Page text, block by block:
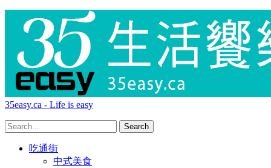
35easy.ca - Life is easy
吃通街
中式美食